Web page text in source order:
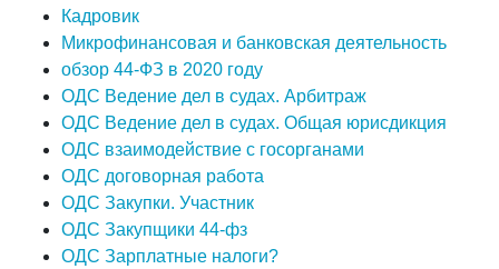
Кадровик
Микрофинансовая и банковская деятельность
обзор 44-ФЗ в 2020 году
ОДС Ведение дел в судах. Арбитраж
ОДС Ведение дел в судах. Общая юрисдикция
ОДС взаимодействие с госорганами
ОДС договорная работа
ОДС Закупки. Участник
ОДС Закупщики 44-фз
ОДС Зарплатные налоги?